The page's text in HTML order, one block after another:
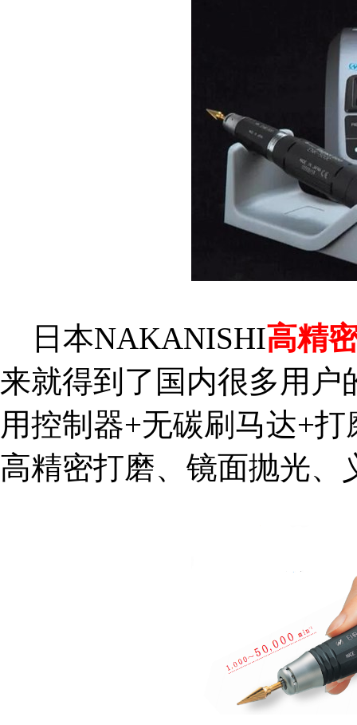
日本NAKANISHI高精
来就得到了国内很多用户
用控制器+无碳刷马达+
高精密打磨、镜面抛光、